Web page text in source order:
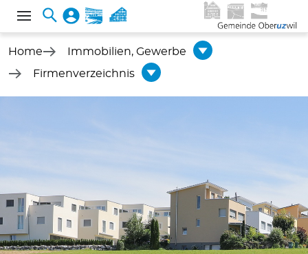
Home
Immobilien, Gewerbe
Firmenverzeichnis